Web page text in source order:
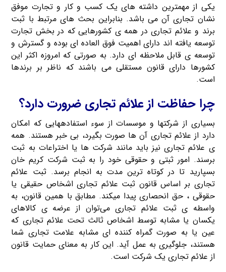
یکی از مهمترین داشته های یک کسب و کار و تجارت موفق
نشان تجاری آن می باشد. بنابراین بحث های مرتبط با ثبت
برند و علائم تجاری در همه ی کشورهایی که در بخش تجارت
توسعه یافته اند دارای اهمیت فوق العاده ای بوده و گسترش و
توسعه ی قابل ملاحظه ای دارد. به صورتی که امروزه اکثر این
کشورها دارای قانون مستقلی می باشند که ناظر بر برندها
است.
چرا حفاظت از علائم تجاری ضرورت دارد؟
بسیاری از شرکتها و موسسات از سوء استفاده‎ها‎یی که امکان
دارد از علائم تجاری آن ها صورت بگیرد، بی خبر هستند. همه
ی علائم تجاری نیز باید مانند شرکت ها یا اختراعات به ثبت
برسند. امور ثبتی و حقوقی خود را به ثبت شرکت کریم خان
بسپارید تا در کوتاه ترین مدت به انجام برسد. ثبت علائم
تجاری بر اساس قانون ثبت علائم تجاری اشخاص حقیقی یا
حقوقی ، حق انحصاری پیدا می‎کند. مطابق با همین قانون، به
واسطه ی ثبت علائم تجاری می‌توان از عرضه ی کالاهای
یکسان یا مشابه توسط اشخاص ثالث تحت علائم تجاری که
عین یا به صورت گمراه کننده ‌ای مشابه علامت تجاری شما
هستند، جلوگیری به عمل آید. این کار به معنای حمایت قانون
از علائم تجاری یک شرکت است.